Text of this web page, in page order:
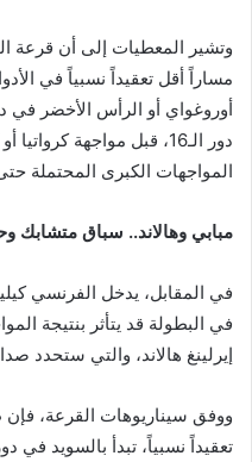
وتشير المعطيات إلى أن قرعة
مساراً أقل تعقيداً نسبياً في
دور الـ16، قبل مواجهة
المواجهات الكبرى المحتملة
مبابي وهالاند.. سباق متشابك
في المقابل، يدخل الفرنسي
في البطولة قد يتأثر بنتيجة
إيرلينغ هالاند، والتي ستحدد
ووفق سيناريوهات القرعة،